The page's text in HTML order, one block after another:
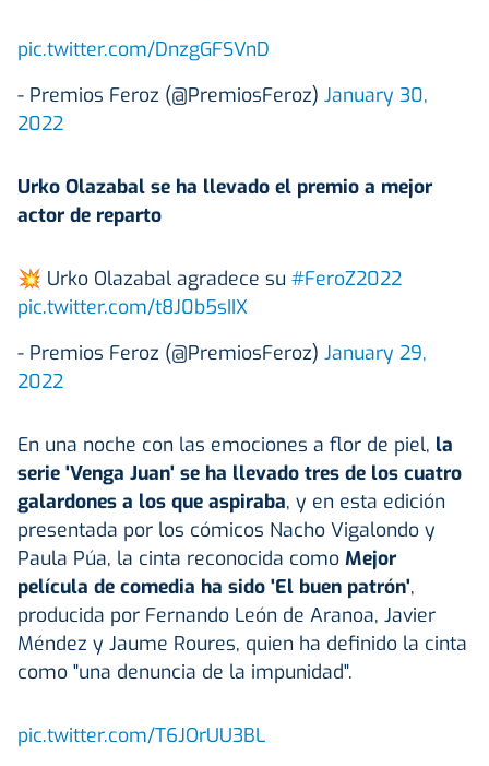
pic.twitter.com/DnzgGFSVnD
- Premios Feroz (@PremiosFeroz) January 30,
2022
Urko Olazabal se ha llevado el premio a mejor
actor de reparto
💥 Urko Olazabal agradece su #FeroZ2022
pic.twitter.com/t8J0b5sIIX
- Premios Feroz (@PremiosFeroz) January 29,
2022
En una noche con las emociones a flor de piel, la
serie 'Venga Juan' se ha llevado tres de los cuatro
galardones a los que aspiraba, y en esta edición
presentada por los cómicos Nacho Vigalondo y
Paula Púa, la cinta reconocida como Mejor
película de comedia ha sido 'El buen patrón',
producida por Fernando León de Aranoa, Javier
Méndez y Jaume Roures, quien ha definido la cinta
como "una denuncia de la impunidad".
pic.twitter.com/T6JOrUU3BL